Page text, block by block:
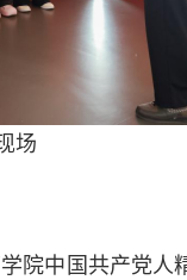
场
院中国共产党